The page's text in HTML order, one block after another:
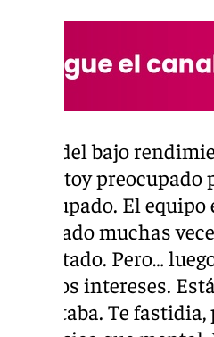
Fruto del bajo
“No estoy
preocupado. El
explicado muchas
encantado. Pero…
muchos intereses.
te gustaba. Te